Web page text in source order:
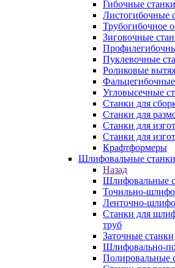
Гибочные станки
Листогибочные
Трубогибочное
Зиговочные
Пуклевочные
Роликовые
Угловысечные
Станки для
Станки для
Станки для
Станки для
Крафтформеры
Шлифовальные
Назад
Шлифовальные
Точильно-
Ленточно-
Станки для
труб
Заточные станки
Шлифовально-
Полировальные